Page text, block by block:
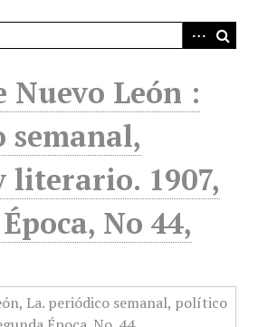
Nuevo León :
semanal,
literario. 1907,
No 44,